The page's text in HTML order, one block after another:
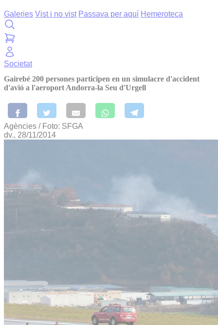
Galeries Vist i no vist Passava per aquí Hemeroteca
Societat
Gairebé 200 persones participen en un simulacre d'accident
d'avió a l'aeroport Andorra-la Seu d'Urgell
Agències / Foto: SFGA
dv., 28/11/2014